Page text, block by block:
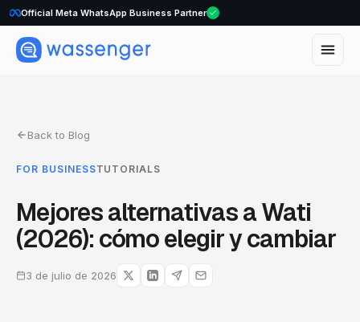
Official Meta WhatsApp Business Partner
Back to Blog
FOR BUSINESSTUTORIALS
Mejores alternativas a Wati
(2026): cómo elegir y cambiar
3 de julio de 2026